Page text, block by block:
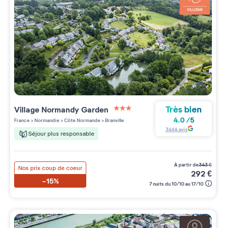
Village Normandy Garden
3 étoiles sur 5
France>Normandie>Côte Normande>Branville
Séjour plus responsable
Très bien
4.0/5
3464avis
Nos prix coup de coeur
-15%
à partir de343€
292€
7 nuits du 10/10 au 17/10